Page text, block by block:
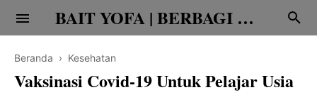
BAIT YOFA | BERBAGI CERITA
Beranda › Kesehatan
Vaksinasi Covid-19 Untuk Pelajar Usia